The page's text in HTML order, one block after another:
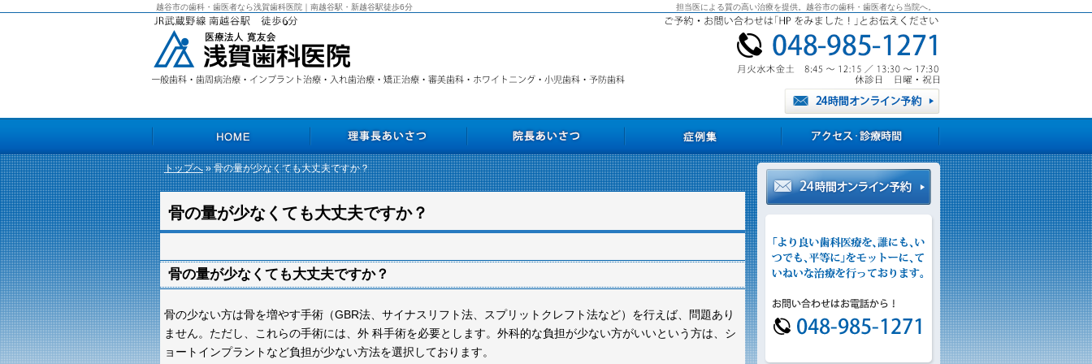
骨の量が少なくても大丈夫ですか？
担当医による質の高い治療を提供。越谷市の歯科・歯医者なら当院へ。
越谷市の歯科・歯医者なら浅賀歯科医院｜南越谷駅・新越谷駅徒歩6分
トップへ» 骨の量が少なくても大丈夫ですか？
骨の量が少なくても大丈夫ですか？
骨の少ない方は骨を増やす手術（GBR法、サイナスリフト法、スプリットクレフト法など）を行えば、問題あり
ません。ただし、これらの手術には、外 科手術を必要とします。外科的な負担が少ない方がいいという方は、シ
ョートインプラントなど負担が少ない方法を選択しております。
HOME